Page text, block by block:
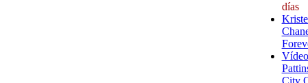
días
City